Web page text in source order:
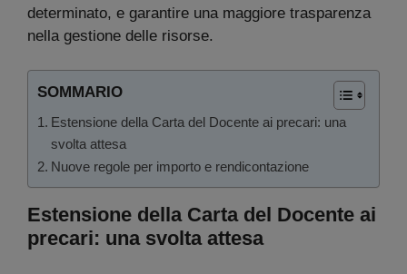
determinato, e garantire una maggiore trasparenza
nella gestione delle risorse.
SOMMARIO
Estensione della Carta del Docente ai precari: una
svolta attesa
Nuove regole per importo e rendicontazione
Estensione della Carta del Docente ai
precari: una svolta attesa